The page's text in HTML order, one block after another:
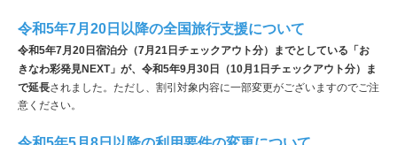
令和5年7月20日以降の全国旅行支援について
令和5年7月20日宿泊分（7月21日チェックアウト分）までとしている「お
きなわ彩発見NEXT」が、令和5年9月30日（10月1日チェックアウト分）ま
で延長されました。ただし、割引対象内容に一部変更がございますのでご注
意ください。